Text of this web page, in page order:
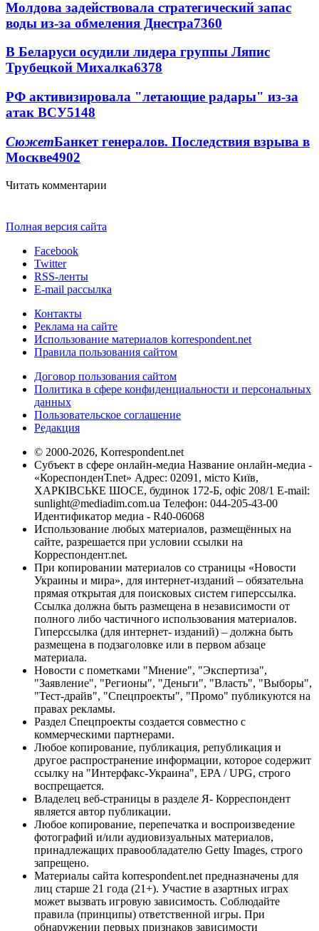
Молдова задействовала стратегический запас
воды из-за обмеления Днестра7360
В Беларуси осудили лидера группы Ляпис
Трубецкой Михалка6378
РФ активизировала "летающие радары" из-за
атак ВСУ5148
СюжетБанкет генералов. Последствия взрыва в
Москве4902
Читать комментарии
Полная версия сайта
Facebook
Twitter
RSS-ленты
E-mail рассылка
Контакты
Реклама на сайте
Использование материалов korrespondent.net
Правила пользования сайтом
Договор пользования сайтом
Политика в сфере конфиденциальности и персональных
данных
Пользовательское соглашение
Редакция
© 2000-2026, Korrespondent.net
Субъект в сфере онлайн-медиа Название онлайн-медиа -
«КореспонденТ.net» Адрес: 02091, місто Київ,
ХАРКІВСЬКЕ ШОСЕ, будинок 172-Б, офіс 208/1 E-mail:
sunlight@mediadim.com.ua Телефон: 044-205-43-00
Идентификатор медиа - R40-06068
Использование любых материалов, размещённых на
сайте, разрешается при условии ссылки на
Корреспондент.net.
При копировании материалов со страницы «Новости
Украины и мира», для интернет-изданий – обязательна
прямая открытая для поисковых систем гиперссылка.
Ссылка должна быть размещена в независимости от
полного либо частичного использования материалов.
Гиперссылка (для интернет- изданий) – должна быть
размещена в подзаголовке или в первом абзаце
материала.
Новости с пометками "Мнение", "Экспертиза",
"Заявление", "Регионы", "Деньги", "Власть", "Выборы",
"Тест-драйв", "Спецпроекты", "Промо" публикуются на
правах рекламы.
Раздел Спецпроекты создается совместно с
коммерческими партнерами.
Любое копирование, публикация, републикация и
другое распространение информации, которое содержит
ссылку на "Интерфакс-Украина", EPA / UPG, строго
воспрещается.
Владелец веб-страницы в разделе Я- Корреспондент
является автор публикации.
Любое копирование, перепечатка и воспроизведение
фотографий и/или аудиовизуальных материалов,
принадлежащих правообладателю Getty Images, строго
запрещено.
Материалы сайта korrespondent.net предназначены для
лиц старше 21 года (21+). Участие в азартных играх
может вызвать игровую зависимость. Соблюдайте
правила (принципы) ответственной игры. При
обнаружении первых признаков зависимости